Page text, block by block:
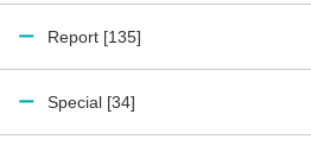
Report [135]
Special [34]